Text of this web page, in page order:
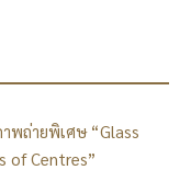
พถ่ายพิเศษ “Glass
of Centres”